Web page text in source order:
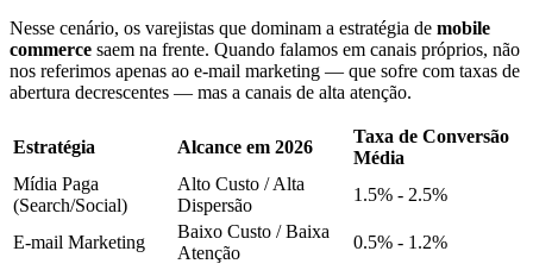
Nesse cenário, os varejistas que dominam a estratégia de mobile
commerce saem na frente. Quando falamos em canais próprios, não
nos referimos apenas ao e-mail marketing — que sofre com taxas de
abertura decrescentes — mas a canais de alta atenção.
Estratégia Alcance em 2026
Taxa de Conversão
Média
Mídia Paga
(Search/Social)
Alto Custo / Alta
Dispersão
1.5% - 2.5%
E-mail Marketing
Baixo Custo / Baixa
Atenção
0.5% - 1.2%